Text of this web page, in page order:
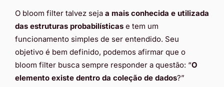
O bloom filter talvez seja a mais conhecida e utilizada
das estruturas probabilísticas e tem um
funcionamento simples de ser entendido. Seu
objetivo é bem definido, podemos afirmar que o
bloom filter busca sempre responder a questão: “O
elemento existe dentro da coleção de dados?”